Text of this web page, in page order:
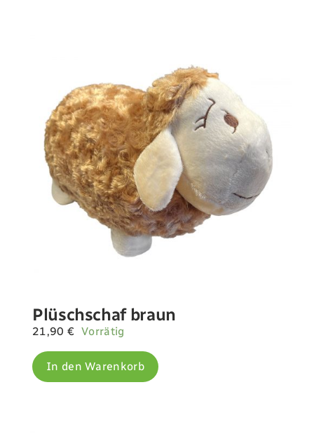
Plüschschaf braun
21,90 € Vorrätig
In den Warenkorb